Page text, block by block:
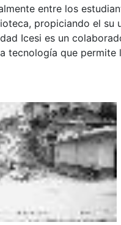
entre los
propiciando el su
Icesi es un
tecnología que permite